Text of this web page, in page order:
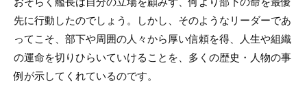
先に行動したのでしょう。しかし、そのようなリーダーであ
ってこそ、部下や周囲の人々から厚い信頼を得、人生や組織
の運命を切りひらいていけることを、多くの歴史・人物の事
例が示してくれているのです。